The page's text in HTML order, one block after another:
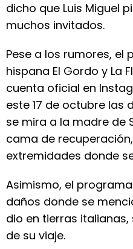
dicho que Luis Miguel
muchos invitados.
Pese a los rumores, el
hispana El Gordo y La
cuenta oficial en
este 17 de octubre
se mira a la madre de
cama de
extremidades donde
Asimismo, el
daños donde se
dio en tierras
de su viaje.